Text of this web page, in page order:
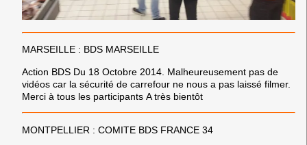
MARSEILLE : BDS MARSEILLE
Action BDS Du 18 Octobre 2014. Malheureusement pas de
vidéos car la sécurité de carrefour ne nous a pas laissé filmer.
Merci à tous les participants A très bientôt
MONTPELLIER : COMITE BDS FRANCE 34